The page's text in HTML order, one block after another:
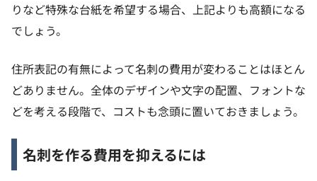
りなど特殊な台紙を希望する場合、上記よりも高額になる
でしょう。
住所表記の有無によって名刺の費用が変わることはほとん
どありません。全体のデザインや文字の配置、フォントな
どを考える段階で、コストも念頭に置いておきましょう。
名刺を作る費用を抑えるには